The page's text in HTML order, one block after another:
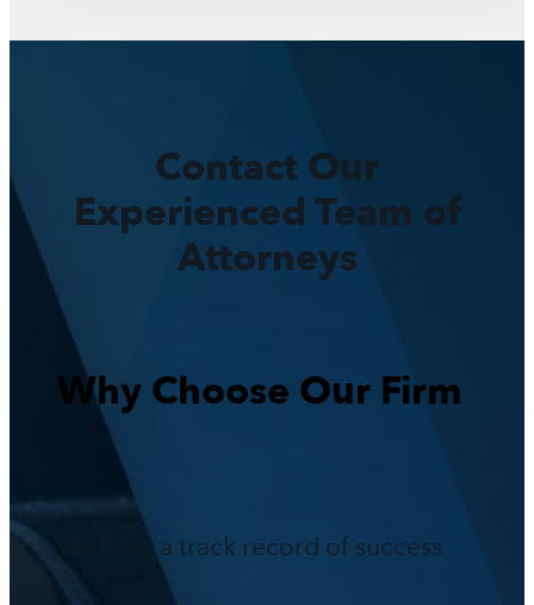
Contact Our
Experienced Team of
Attorneys
Why Choose Our Firm
We have a track record of success